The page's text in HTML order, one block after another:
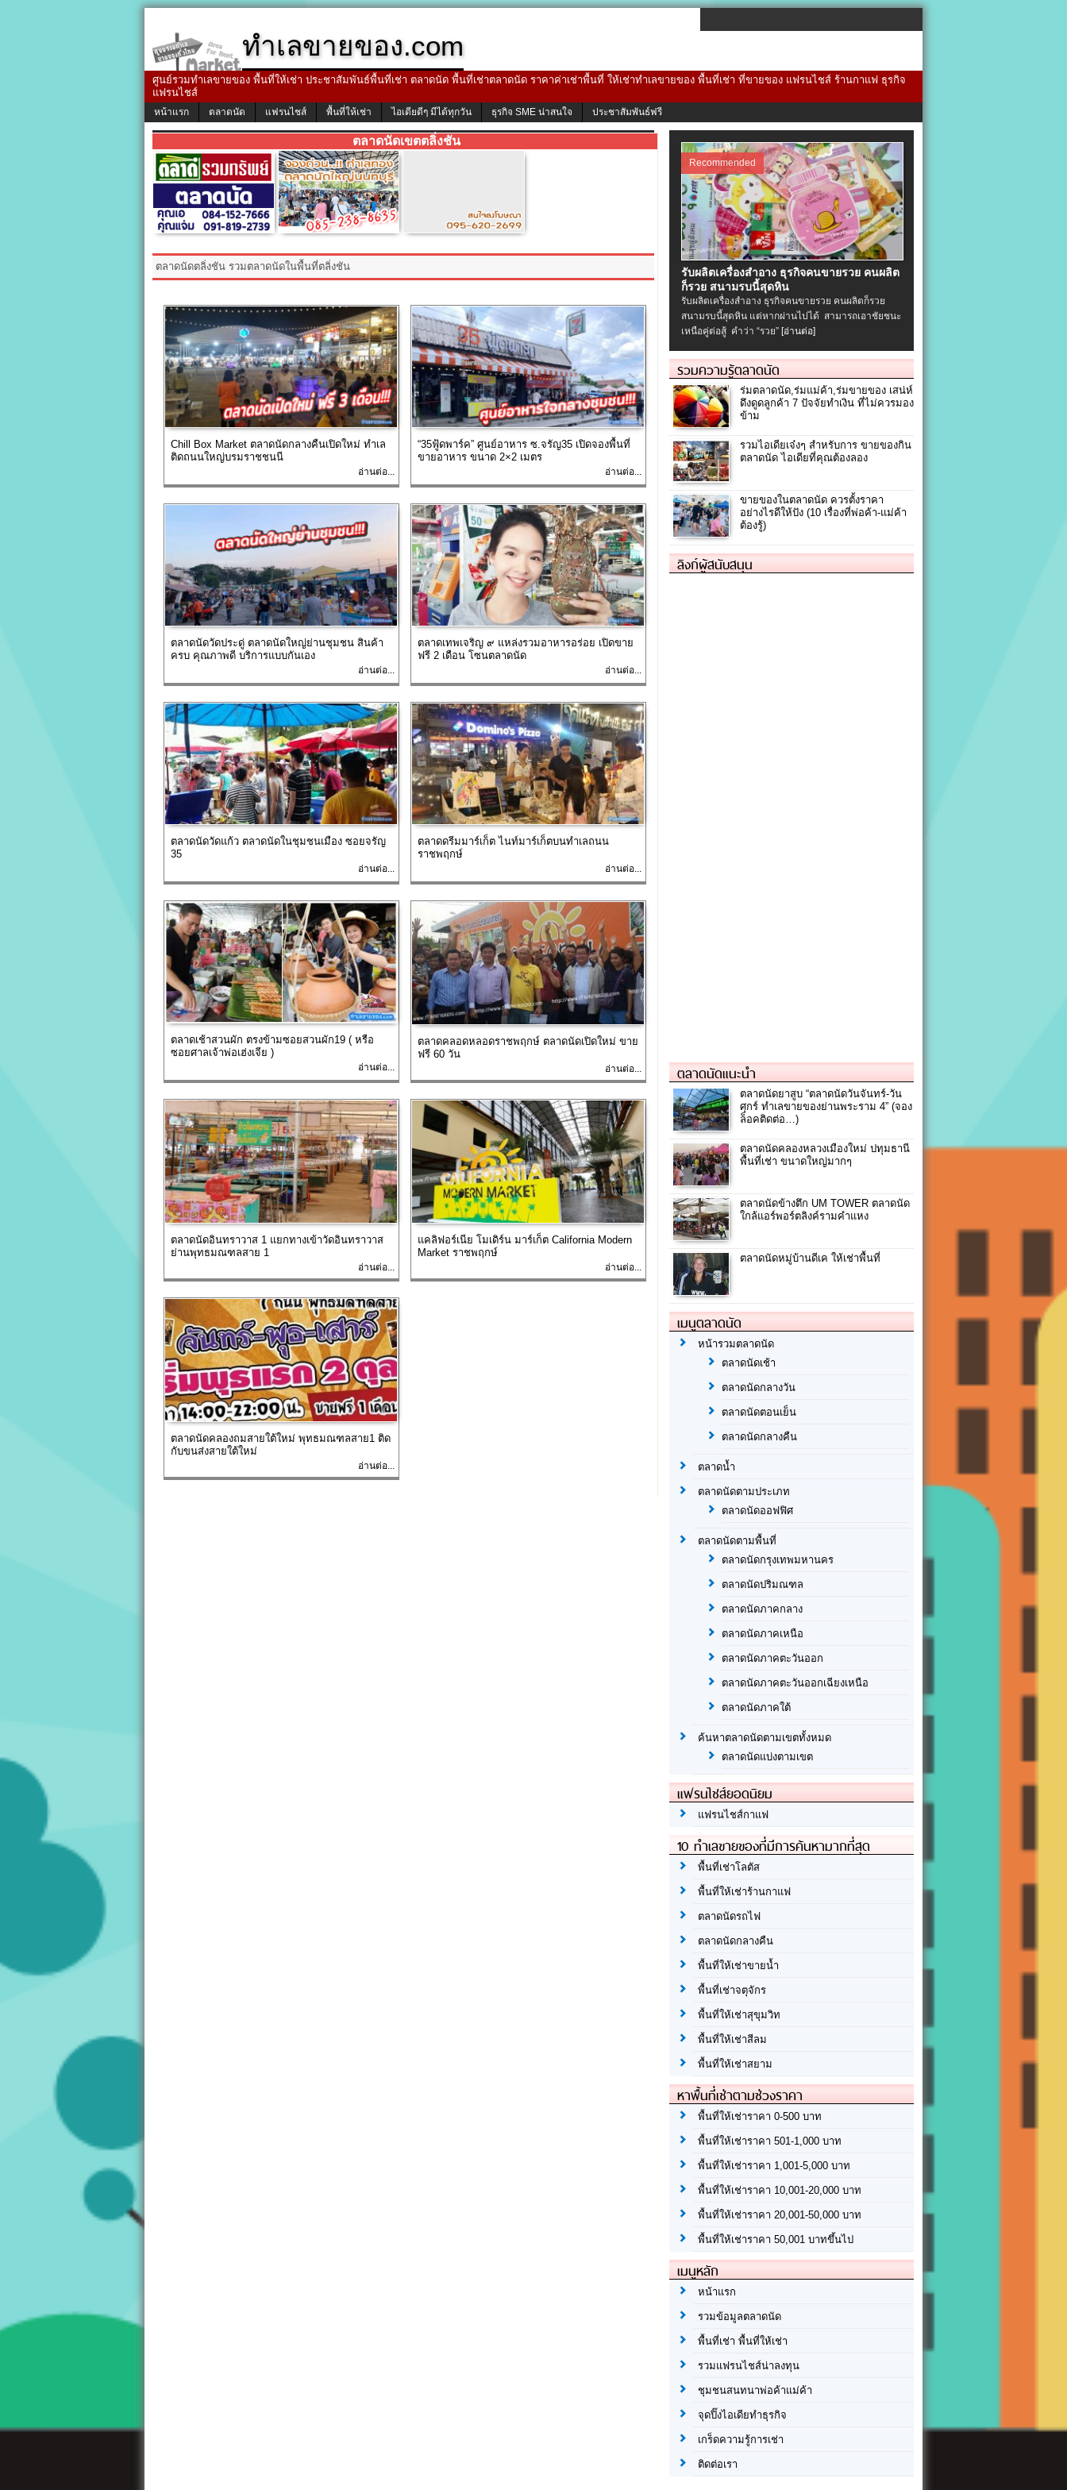
ทำเลขายของ.com
ศูนย์รวมทำเลขายของ พื้นที่ให้เช่า ประชาสัมพันธ์พื้นที่เช่า ตลาดนัด พื้นที่เช่าตลาดนัด ราคาค่าเช่าพื้นที่ ให้เช่าทำเลขายของ พื้นที่เช่า ที่ขายของ แฟรนไชส์ ร้านกาแฟ ธุรกิจ
แฟรนไชส์
หน้าแรก ตลาดนัด แฟรนไชส์ พื้นที่ให้เช่า ไอเดียดีๆ มีได้ทุกวัน ธุรกิจ SME น่าสนใจ ประชาสัมพันธ์ฟรี
ตลาดนัดเขตตลิ่งชัน
ตลาดนัดตลิ่งชัน รวมตลาดนัดในพื้นที่ตลิ่งชัน
Chill Box Market ตลาดนัดกลางคืนเปิดใหม่ ทำเล
ติดถนนใหญ่บรมราชชนนี
อ่านต่อ...
“35ฟู้ดพาร์ค” ศูนย์อาหาร ซ.จรัญ35 เปิดจองพื้นที่
ขายอาหาร ขนาด 2×2 เมตร
อ่านต่อ...
ตลาดนัดวัดประดู่ ตลาดนัดใหญ่ย่านชุมชน สินค้า
ครบ คุณภาพดี บริการแบบกันเอง
อ่านต่อ...
ตลาดเทพเจริญ ๙ แหล่งรวมอาหารอร่อย เปิดขาย
ฟรี 2 เดือน โซนตลาดนัด
อ่านต่อ...
ตลาดนัดวัดแก้ว ตลาดนัดในชุมชนเมือง ซอยจรัญ
35
อ่านต่อ...
ตลาดดรีมมาร์เก็ต ไนท์มาร์เก็ตบนทำเลถนน
ราชพฤกษ์
อ่านต่อ...
ตลาดเช้าสวนผัก ตรงข้ามซอยสวนผัก19 ( หรือ
ซอยศาลเจ้าพ่อเฮ่งเจีย )
อ่านต่อ...
ตลาดคลอดหลอดราชพฤกษ์ ตลาดนัดเปิดใหม่ ขาย
ฟรี 60 วัน
อ่านต่อ...
ตลาดนัดอินทราวาส 1 แยกทางเข้าวัดอินทราวาส
ย่านพุทธมณฑลสาย 1
อ่านต่อ...
แคลิฟอร์เนีย โมเดิร์น มาร์เก็ต California Modern
Market ราชพฤกษ์
อ่านต่อ...
ตลาดนัดคลองถมสายใต้ใหม่ พุทธมณฑลสาย1 ติด
กับขนส่งสายใต้ใหม่
อ่านต่อ...
Recommended
รับผลิตเครื่องสําอาง ธุรกิจคนขายรวย คนผลิต
ก็รวย สนามรบนี้สุดหิน
รับผลิตเครื่องสําอาง ธุรกิจคนขายรวย คนผลิตก็รวย
สนามรบนี้สุดหิน แต่หากผ่านไปได้ สามารถเอาชัยชนะ
เหนือคู่ต่อสู้ คำว่า “รวย” [อ่านต่อ]
รวมความรู้ตลาดนัด
ร่มตลาดนัด,ร่มแม่ค้า,ร่มขายของ เสน่ห์
ดึงดูดลูกค้า 7 ปัจจัยทำเงิน ที่ไม่ควรมอง
ข้าม
รวมไอเดียเจ๋งๆ สำหรับการ ขายของกิน
ตลาดนัด ไอเดียที่คุณต้องลอง
ขายของในตลาดนัด ควรตั้งราคา
อย่างไรดีให้ปัง (10 เรื่องที่พ่อค้า-แม่ค้า
ต้องรู้)
ลิงก์ผู้สนับสนุน
ตลาดนัดแนะนำ
ตลาดนัด​ยาสูบ​ “ตลาดนัดวันจันทร์-วัน
ศุกร์ ทำเลขายของย่านพระราม 4” (จอง
ล็อคติดต่อ…)
ตลาดนัดคลองหลวงเมืองใหม่ ปทุมธานี
พื้นที่เช่า ขนาดใหญ่มากๆ
ตลาดนัดข้างตึก UM TOWER ตลาดนัด
ใกล้แอร์พอร์ตลิงค์รามคำแหง
ตลาดนัดหมู่บ้านดีเค ให้เช่าพื้นที่
เมนูตลาดนัด
หน้ารวมตลาดนัด
ตลาดนัดเช้า
ตลาดนัดกลางวัน
ตลาดนัดตอนเย็น
ตลาดนัดกลางคืน
ตลาดน้ำ
ตลาดนัดตามประเภท
ตลาดนัดออฟฟิศ
ตลาดนัดตามพื้นที่
ตลาดนัดกรุงเทพมหานคร
ตลาดนัดปริมณฑล
ตลาดนัดภาคกลาง
ตลาดนัดภาคเหนือ
ตลาดนัดภาคตะวันออก
ตลาดนัดภาคตะวันออกเฉียงเหนือ
ตลาดนัดภาคใต้
ค้นหาตลาดนัดตามเขตทั้งหมด
ตลาดนัดแบ่งตามเขต
แฟรนไชส์ยอดนิยม
แฟรนไชส์กาแฟ
10 ทำเลขายของที่มีการค้นหามากที่สุด
พื้นที่เช่าโลตัส
พื้นที่ให้เช่าร้านกาแฟ
ตลาดนัดรถไฟ
ตลาดนัดกลางคืน
พื้นที่ให้เช่าขายน้ำ
พื้นที่เช่าจตุจักร
พื้นที่ให้เช่าสุขุมวิท
พื้นที่ให้เช่าสีลม
พื้นที่ให้เช่าสยาม
หาพื้นที่เช่าตามช่วงราคา
พื้นที่ให้เช่าราคา 0-500 บาท
พื้นที่ให้เช่าราคา 501-1,000 บาท
พื้นที่ให้เช่าราคา 1,001-5,000 บาท
พื้นที่ให้เช่าราคา 10,001-20,000 บาท
พื้นที่ให้เช่าราคา 20,001-50,000 บาท
พื้นที่ให้เช่าราคา 50,001 บาทขึ้นไป
เมนูหลัก
หน้าแรก
รวมข้อมูลตลาดนัด
พื้นที่เช่า พื้นที่ให้เช่า
รวมแฟรนไชส์น่าลงทุน
ชุมชนสนทนาพ่อค้าแม่ค้า
จุดปิ๊งไอเดียทำธุรกิจ
เกร็ดความรู้การเช่า
ติดต่อเรา